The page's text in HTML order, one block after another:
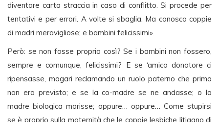
diventare carta straccia in caso di conflitto. Si procede per
tentativi e per errori. A volte si sbaglia. Ma conosco coppie
di madri meravigliose; e bambini felicissimi».
Però: se non fosse proprio così? Se i bambini non fossero,
sempre e comunque, felicissimi? E se ‘amico donatore ci
ripensasse, magari reclamando un ruolo paterno che prima
non era previsto; e se la co-madre se ne andasse; o la
madre biologica morisse; oppure… oppure… Come stupirsi
se è proprio sulla maternità che le coppie lesbiche litigano di